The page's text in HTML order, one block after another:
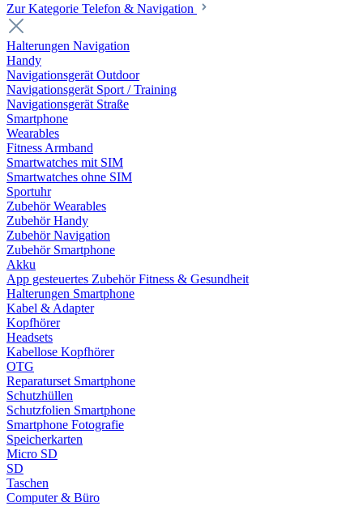
Zur Kategorie Telefon & Navigation
Halterungen Navigation
Handy
Navigationsgerät Outdoor
Navigationsgerät Sport / Training
Navigationsgerät Straße
Smartphone
Wearables
Fitness Armband
Smartwatches mit SIM
Smartwatches ohne SIM
Sportuhr
Zubehör Wearables
Zubehör Handy
Zubehör Navigation
Zubehör Smartphone
Akku
App gesteuertes Zubehör Fitness & Gesundheit
Halterungen Smartphone
Kabel & Adapter
Kopfhörer
Headsets
Kabellose Kopfhörer
OTG
Reparaturset Smartphone
Schutzhüllen
Schutzfolien Smartphone
Smartphone Fotografie
Speicherkarten
Micro SD
SD
Taschen
Computer & Büro